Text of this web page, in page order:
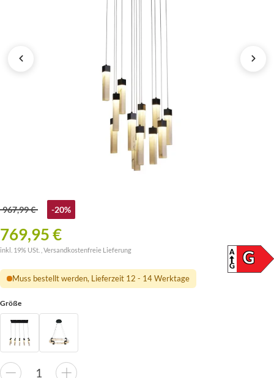
967,99 € -20%
769,95 €
A
G
G
inkl. 19% USt. , Versandkostenfreie Lieferung
Muss bestellt werden, Lieferzeit 12 - 14 Werktage
Größe